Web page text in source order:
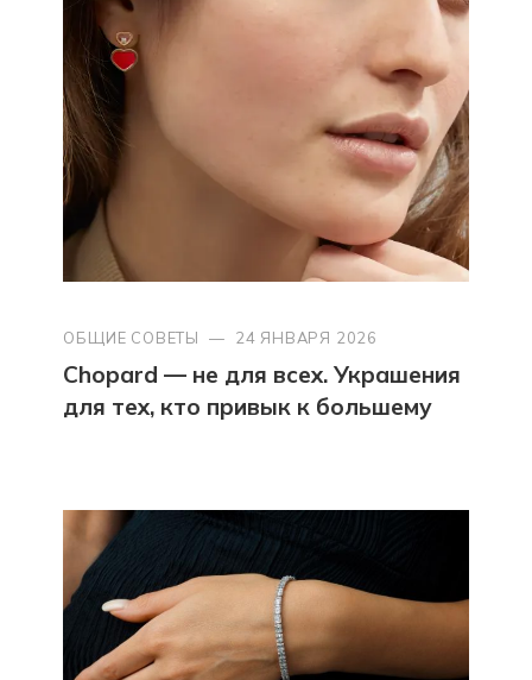
ОБЩИЕ СОВЕТЫ — 24 ЯНВАРЯ 2026
Chopard — не для всех. Украшения
для тех, кто привык к большему